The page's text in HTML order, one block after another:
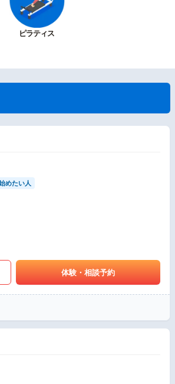
ピラティス
めたい人
体験・相談予約